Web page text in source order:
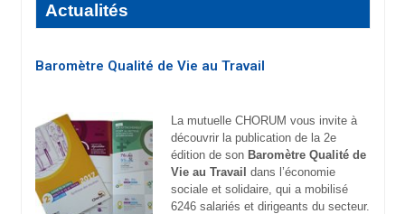
Actualités
Baromètre Qualité de Vie au Travail
La mutuelle CHORUM vous invite à
découvrir la publication de la 2e
édition de son Baromètre Qualité de
Vie au Travail dans l’économie
sociale et solidaire, qui a mobilisé
6246 salariés et dirigeants du secteur.